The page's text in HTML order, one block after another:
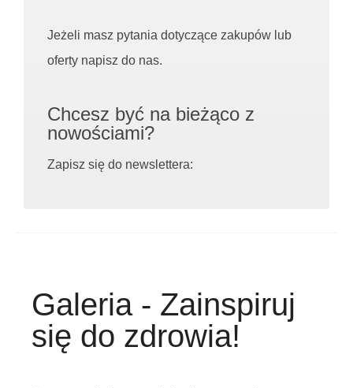
Jeżeli masz pytania dotyczące zakupów lub
oferty napisz do nas.
Chcesz być na bieżąco z
nowościami?
Zapisz się do newslettera:
Galeria - Zainspiruj
się do zdrowia!